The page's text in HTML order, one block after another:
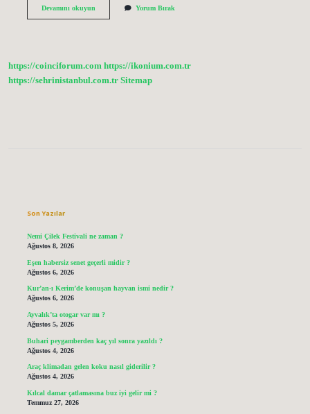
Devamını okuyunÇelik
Yorum Bırak
https://coinciforum.com https://ikonium.com.tr
https://sehrinistanbul.com.tr Sitemap
Son Yazılar
Nemi Çilek Festivali ne zaman ?
Ağustos 8, 2026
Eşen habersiz senet geçerli midir ?
Ağustos 6, 2026
Kur’an-ı Kerim’de konuşan hayvan ismi nedir ?
Ağustos 6, 2026
Ayvalık’ta otogar var mı ?
Ağustos 5, 2026
Buhari peygamberden kaç yıl sonra yazıldı ?
Ağustos 4, 2026
Araç klimadan gelen koku nasıl giderilir ?
Ağustos 4, 2026
Kılcal damar çatlamasına buz iyi gelir mi ?
Temmuz 27, 2026